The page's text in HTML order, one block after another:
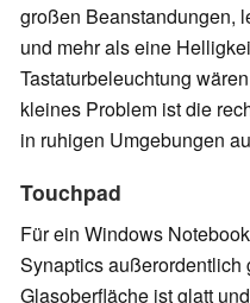
großen Beanstandungen,
und mehr als eine
Tastaturbeleuchtung
kleines Problem ist die
in ruhigen Umgebungen
Touchpad
Für ein Windows
Synaptics außerordentlich
Glasoberfläche ist glatt